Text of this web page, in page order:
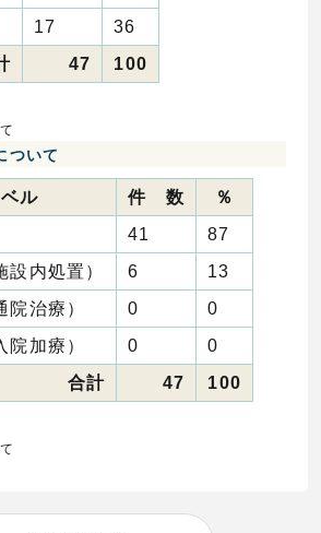
17
36
47 100
ついて
ル 件 数
％
41
87
内処置）
6
13
治療）
0
0
加療）
0
0
合計
47 100